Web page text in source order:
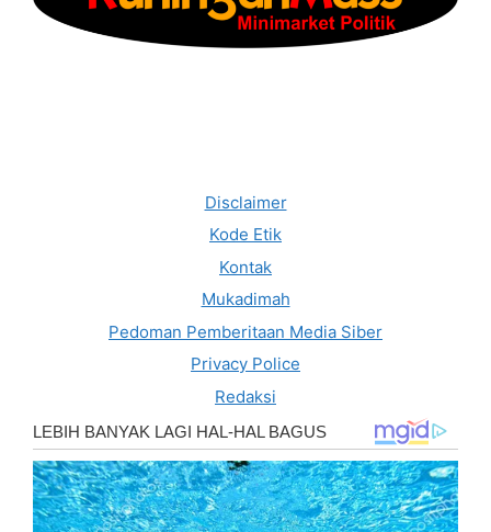
Disclaimer
Kode Etik
Kontak
Mukadimah
Pedoman Pemberitaan Media Siber
Privacy Police
Redaksi